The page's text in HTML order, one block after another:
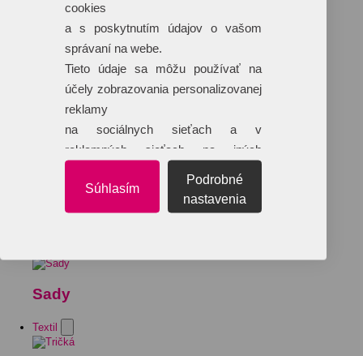
Sady
Textil
cookies
a s poskytnutím údajov o vašom
správaní na webe.
Tieto údaje sa môžu používať na
účely zobrazovania personalizovanej
reklamy
na sociálnych sieťach a v
reklamných sieťach na iných
Súhlasím
Podrobné
nastavenia